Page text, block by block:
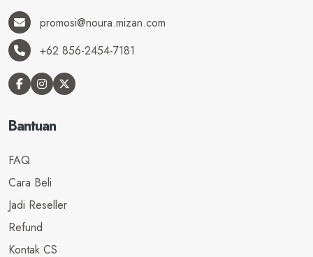
promosi@noura.mizan.com
+62 856-2454-7181
Bantuan
FAQ
Cara Beli
Jadi Reseller
Refund
Kontak CS